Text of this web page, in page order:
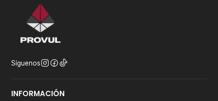
Síguenos
INFORMACIÓN